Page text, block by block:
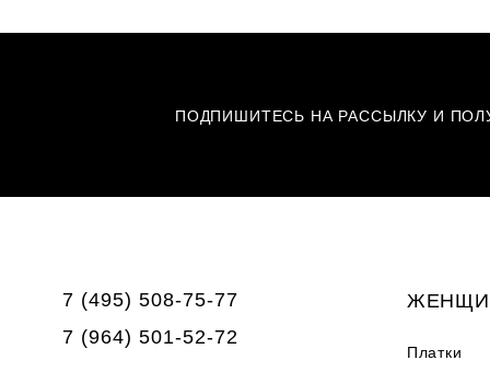
ПОДПИШИТЕСЬ НА РАССЫЛКУ И
7 (495) 508-75-77
7 (964) 501-52-72
Платки